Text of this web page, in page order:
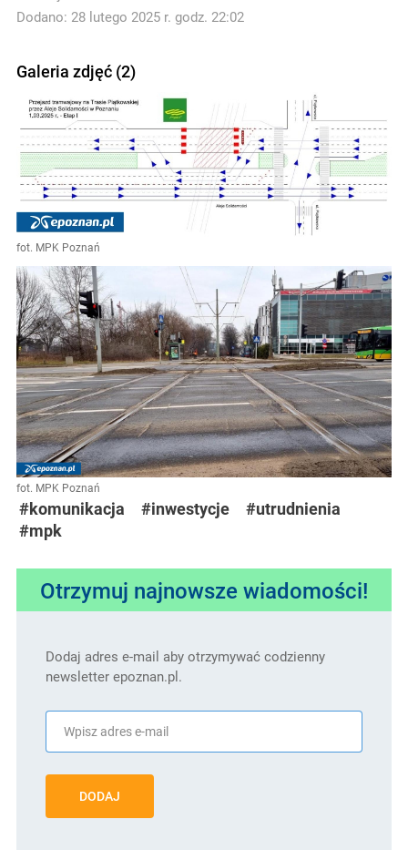
Dodano: 28 lutego 2025 r. godz. 22:02
Galeria zdjęć (2)
fot. MPK Poznań
fot. MPK Poznań
#komunikacja #inwestycje
#utrudnienia
#mpk
Otrzymuj najnowsze wiadomości!
Dodaj adres e-mail aby otrzymywać codzienny
newsletter epoznan.pl.
DODAJ